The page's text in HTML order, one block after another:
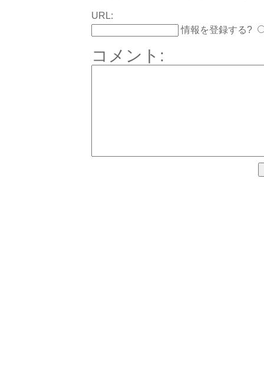
URL:
情報を登録する?
コメント: